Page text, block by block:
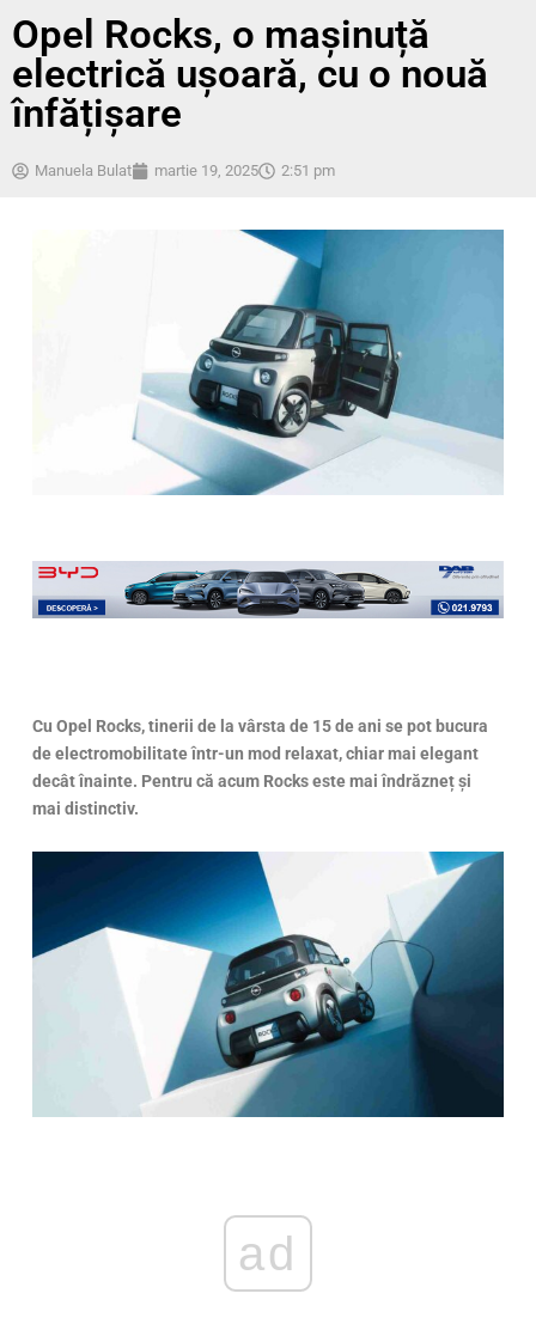
Opel Rocks, o mașinuță
electrică ușoară, cu o nouă
înfățișare
Manuela Bulat martie 19, 2025 2:51 pm
Cu Opel Rocks, tinerii de la vârsta de 15 de ani se pot bucura
de electromobilitate într-un mod relaxat, chiar mai elegant
decât înainte. Pentru că acum Rocks este mai îndrăzneț și
mai distinctiv.
ad